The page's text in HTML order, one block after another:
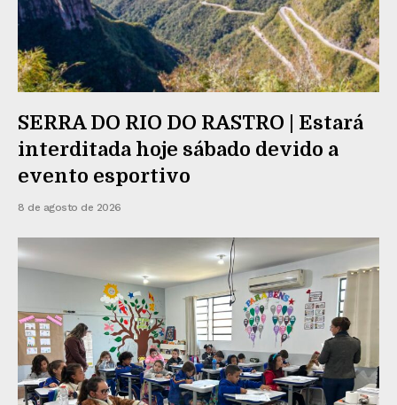
SERRA DO RIO DO RASTRO | Estará
interditada hoje sábado devido a
evento esportivo
8 de agosto de 2026